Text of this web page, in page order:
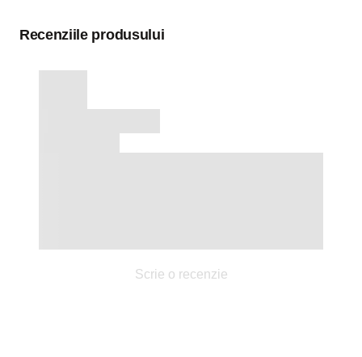
Recenziile produsului
Scrie o recenzie